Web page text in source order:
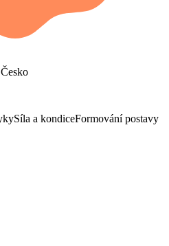
Síla a kondiceFormování postavy